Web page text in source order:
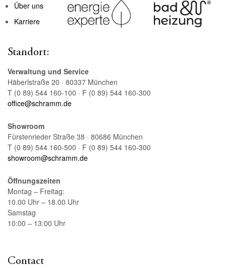
Über uns
Karriere
Contact
Standort:
Verwaltung und Service
Häberlstraße 20 · 80337 München
T (0 89) 544 160-100 · F (0 89) 544 160-300
office@schramm.de
Showroom
Fürstenrieder Straße 38 · 80686 München
T (0 89) 544 160-500 · F (0 89) 544 160-300
showroom@schramm.de
Öffnungszeiten
Montag – Freitag:
10.00 Uhr – 18.00 Uhr
Samstag
10:00 – 13:00 Uhr